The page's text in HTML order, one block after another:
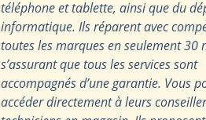
téléphone et tablette, ainsi que du
informatique. Ils réparent avec
toutes les marques en seulement 30
s’assurant que tous les services sont
accompagnés d’une garantie. Vous
accéder directement à leurs